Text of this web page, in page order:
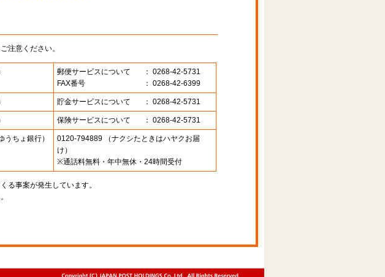
注意ください。
郵便サービスについて
： 0268-42-5731
FAX番号
： 0268-42-6399
貯金サービスについて ： 0268-42-5731
保険サービスについて ： 0268-42-5731
うちょ銀行）
0120-794889 （ナクシたときはハヤクお届
け）
※通話料無料・年中無休・24時間受付
る事案が発生しています。